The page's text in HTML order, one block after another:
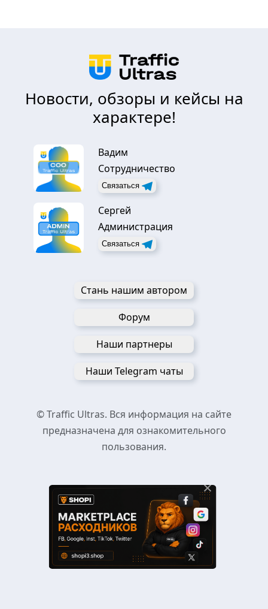
Новости, обзоры и кейсы на
характере!
Вадим
Сотрудничество
Связаться
Сергей
Администрация
Связаться
Стань нашим автором
Форум
Наши партнеры
Наши Telegram чаты
© Traffic Ultras. Вся информация на сайте
предназначена для ознакомительного
пользования.
×